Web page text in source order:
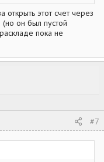
этот счет через
он был пустой
пока не
#7